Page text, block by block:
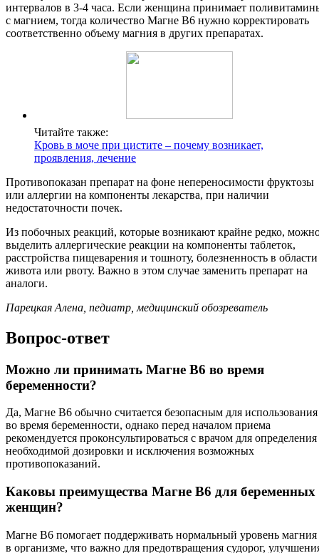
интервалов в 3-4 часа. Если женщина принимает
с магнием, тогда количество Магне В6 нужно корректировать
соответственно объему магния в других препаратах.
Читайте также:
Кровь в моче при цистите – почему возникает,
проявления, лечение
Противопоказан препарат на фоне непереносимости фруктозы
или аллергии на компоненты лекарства, при наличии
недостаточности почек.
Из побочных реакций, которые возникают крайне редко,
выделить аллергические реакции на компоненты таблеток,
расстройства пищеварения и тошноту, болезненность в области
живота или рвоту. Важно в этом случае заменить препарат на
аналоги.
Парецкая Алена, педиатр, медицинский обозреватель
Вопрос-ответ
Можно ли принимать Магне B6 во время
беременности?
Да, Магне B6 обычно считается безопасным для использования
во время беременности, однако перед началом приема
рекомендуется проконсультироваться с врачом для определения
необходимой дозировки и исключения возможных
противопоказаний.
Каковы преимущества Магне B6 для беременных
женщин?
Магне B6 помогает поддерживать нормальный уровень магния
в организме, что важно для предотвращения судорог,